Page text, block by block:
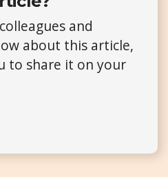
and
about this article,
to share it on your